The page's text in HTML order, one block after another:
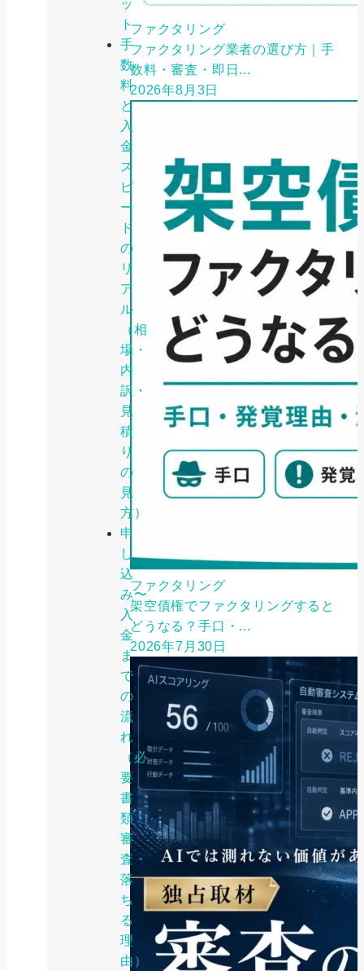
ッ
ト
手
数
料
と
入
金
ス
ピ
ー
ド
の
リ
ア
ル
（相
場・
内
訳・
見
積
り
の
見
方）
申
し
込
み〜
入
金
ま
で
の
流
れ
（必
要
書
類・
審
査・
落
ち
る
理
由）
ファクタリング
ファクタリング業者の選び方｜手
数料・審査・即日...
2026年8月3日
ファクタリング
架空債権でファクタリングすると
どうなる？手口・...
2026年7月30日